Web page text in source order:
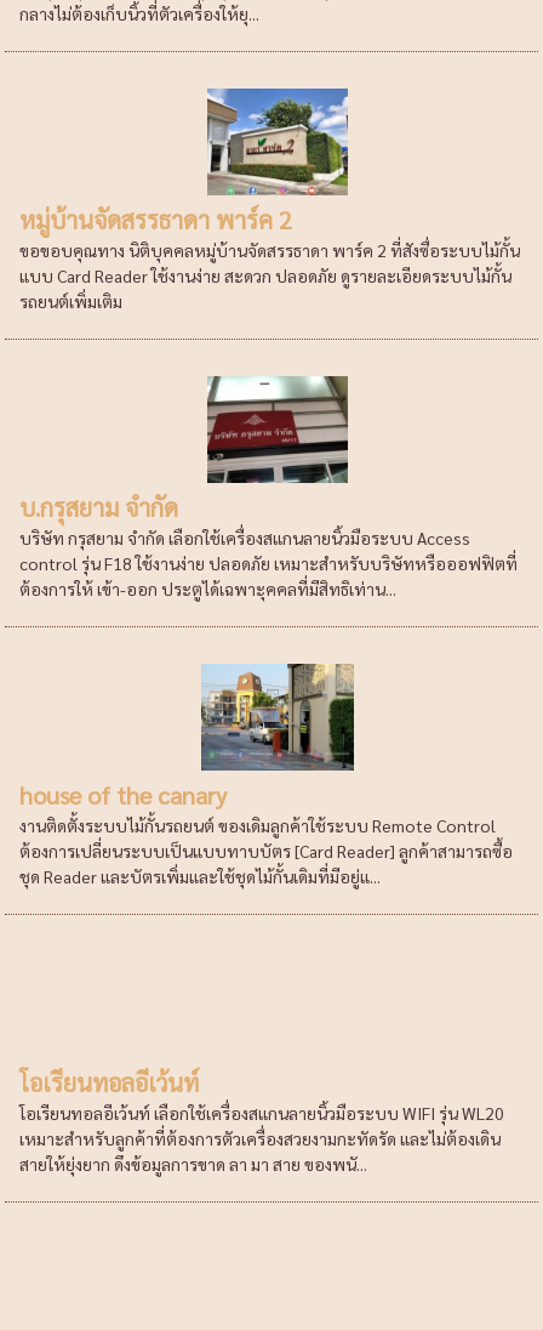
กลางไม่ต้องเก็บนิ้วที่ตัวเครื่องให้ยุ...
หมู่บ้านจัดสรรธาดา พาร์ค 2
ขอขอบคุณทาง นิติบุคคลหมู่บ้านจัดสรรธาดา พาร์ค 2 ที่สังซื่อระบบไม้กั้น
แบบ Card Reader ใช้งานง่าย สะดวก ปลอดภัย ดูรายละเอียดระบบไม้กั้น
รถยนต์เพิ่มเติม
บ.กรุสยาม จำกัด
บริษัท กรุสยาม จำกัด เลือกใช้เครื่องสแกนลายนิ้วมือระบบ Access
control รุ่น F18 ใช้งานง่าย ปลอดภัย เหมาะสำหรับบริษัทหรือออฟฟิตที่
ต้องการให้ เข้า-ออก ประตูได้เฉพาะุคคลที่มีสิทธิเท่าน...
house of the canary
งานติดตั้งระบบไม้กั้นรถยนต์ ของเดิมลูกค้าใช้ระบบ Remote Control
ต้องการเปลี่ยนระบบเป็นแบบทาบบัตร [Card Reader] ลูกค้าสามารถซื้อ
ชุด Reader และบัตรเพิ่มและใช้ชุดไม้กั้นเดิมที่มีอยู่แ...
โอเรียนทอลอีเว้นท์
โอเรียนทอลอีเว้นท์ เลือกใช้เครื่องสแกนลายนิ้วมือระบบ WIFI รุ่น WL20
เหมาะสำหรับลูกค้าที่ต้องการตัวเครื่องสวยงามกะทัดรัด และไม่ต้องเดิน
สายให้ยุ่งยาก ดึงข้อมูลการขาด ลา มา สาย ของพนั...